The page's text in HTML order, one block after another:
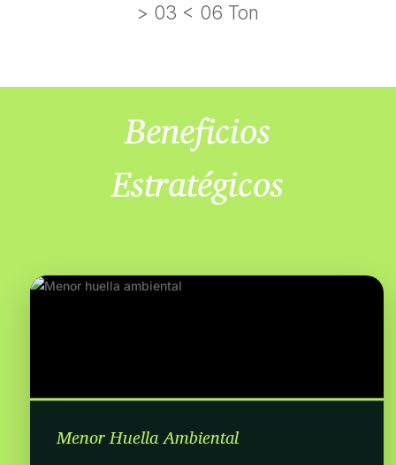
> 03 < 06 Ton
Beneficios
Estratégicos
Menor Huella Ambiental